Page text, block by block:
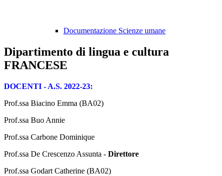
Documentazione Scienze umane
Dipartimento di lingua e cultura
FRANCESE
DOCENTI - A.S. 2022-23:
Prof.ssa Biacino Emma (BA02)
Prof.ssa Buo Annie
Prof.ssa Carbone Dominique
Prof.ssa De Crescenzo Assunta - Direttore
Prof.ssa Godart Catherine (BA02)